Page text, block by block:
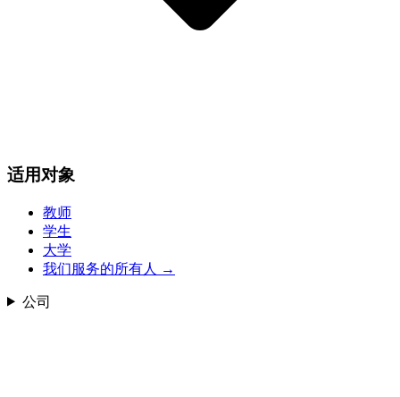
适用对象
教师
学生
大学
我们服务的所有人
→
公司